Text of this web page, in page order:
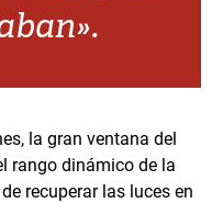
la gran ventana del
rango dinámico de la
recuperar las luces en